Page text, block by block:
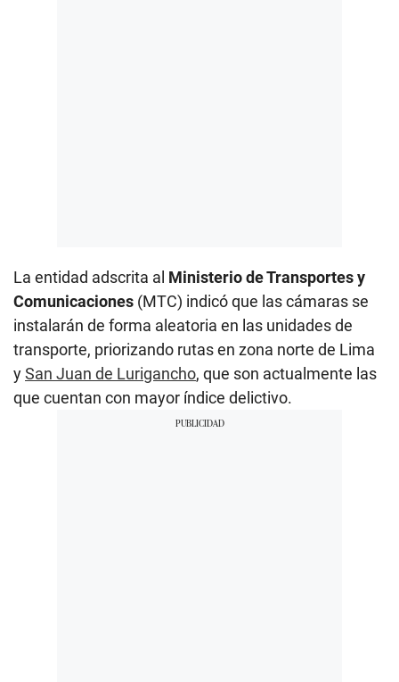
La entidad adscrita al Ministerio de Transportes y
Comunicaciones (MTC) indicó que las cámaras se
instalarán de forma aleatoria en las unidades de
transporte, priorizando rutas en zona norte de Lima
ySan Juan de Lurigancho, que son actualmente las
que cuentan con mayor índice delictivo.